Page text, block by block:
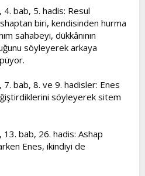
bab, 5. hadis: Resul
biri, kendisinden hurma
sahabeyi, dükkânının
söyleyerek arkaya
bab, 8. ve 9. hadisler: Enes
söyleyerek sitem
bab, 26. hadis: Ashap
Enes, ikindiyi de